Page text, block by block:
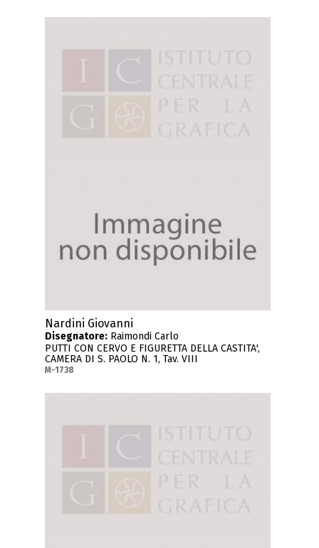
Nardini Giovanni
Disegnatore: Raimondi Carlo
PUTTI CON CERVO E FIGURETTA DELLA CASTITA',
CAMERA DI S. PAOLO N. 1, Tav. VIII
M-1738